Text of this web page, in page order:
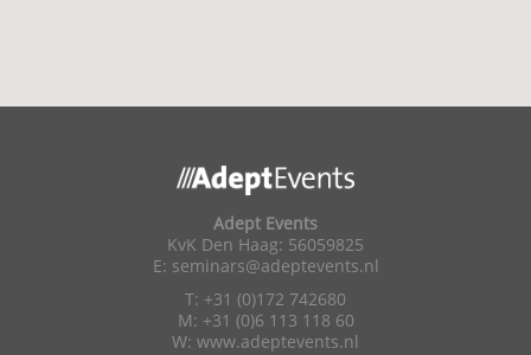
Adept Events
KvK Den Haag: 56059825
E: seminars@adeptevents.nl
T: +31 (0)172 742680
M: +31 (0)6 113 118 60
W: www.adeptevents.nl